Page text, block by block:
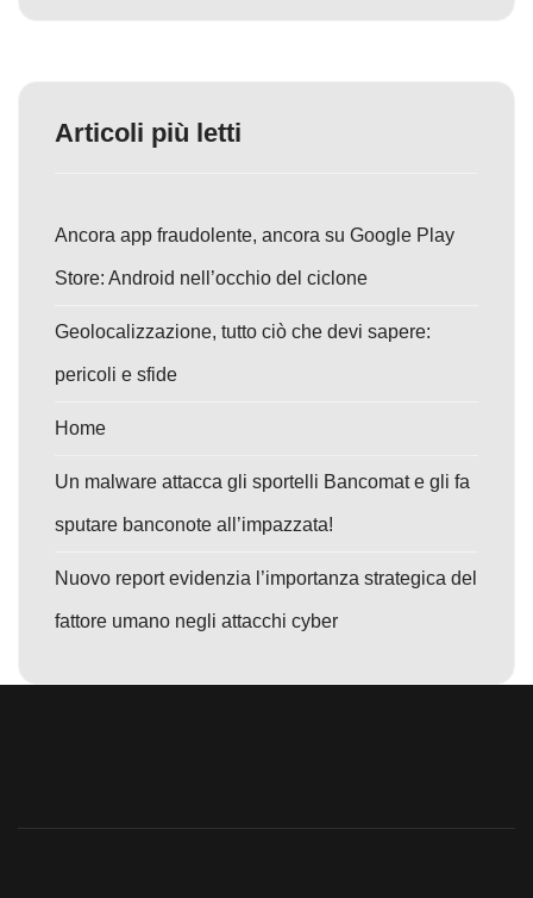
Articoli più letti
Ancora app fraudolente, ancora su Google Play
Store: Android nell’occhio del ciclone
Geolocalizzazione, tutto ciò che devi sapere:
pericoli e sfide
Home
Un malware attacca gli sportelli Bancomat e gli fa
sputare banconote all’impazzata!
Nuovo report evidenzia l’importanza strategica del
fattore umano negli attacchi cyber